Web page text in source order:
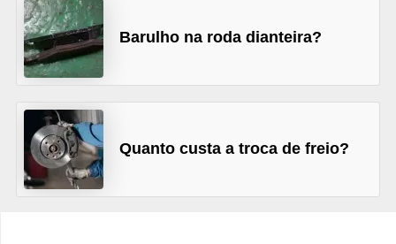
Barulho na roda dianteira?
Quanto custa a troca de freio?
i
c
l
t
a
s